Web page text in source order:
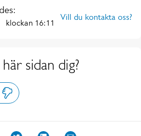
klockan 16:11
Vill du kontakta oss?
sidan dig?